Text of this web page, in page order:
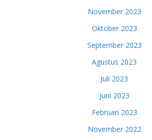
November 2023
Oktober 2023
September 2023
Agustus 2023
Juli 2023
Juni 2023
Februari 2023
November 2022